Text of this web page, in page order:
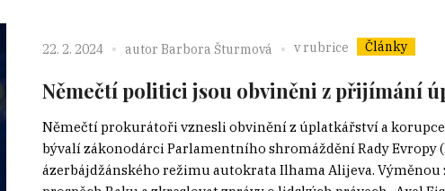
22. 2. 2024 autor Barbora Šturmová v rubrice Články
Němečtí politici jsou obviněni z přijímání
Němečtí prokurátoři vznesli obvinění z úplatkářství a
bývalí zákonodárci Parlamentního shromáždění Rady Evropy
ázerbájdžánského režimu autokrata Ilhama Alijeva. Výměnou